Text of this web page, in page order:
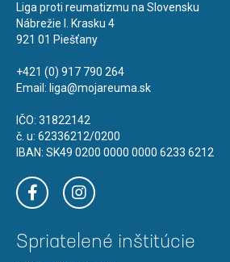
Liga proti reumatizmu na Slovensku
Nábrežie I. Krasku 4
921 01 Piešťany
+421 (0) 917 790 264
Email: liga@mojareuma.sk
IČO: 31822142
č. u: 62336212/0200
IBAN: SK49 0200 0000 0000 6233 6212
Spriatelené inštitúcie